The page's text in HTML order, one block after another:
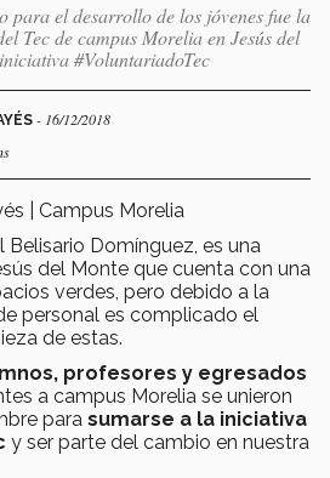
para el desarrollo de los jóvenes fue la
Tec de campus Morelia en Jesús del
#VoluntariadoTec
- 16/12/2018
| Campus Morelia
Belisario Domínguez, es una
del Monte que cuenta con una
verdes, pero debido a la
personal es complicado el
de estas.
profesores y egresados
a campus Morelia se unieron
para sumarse a la iniciativa
y ser parte del cambio en nuestra